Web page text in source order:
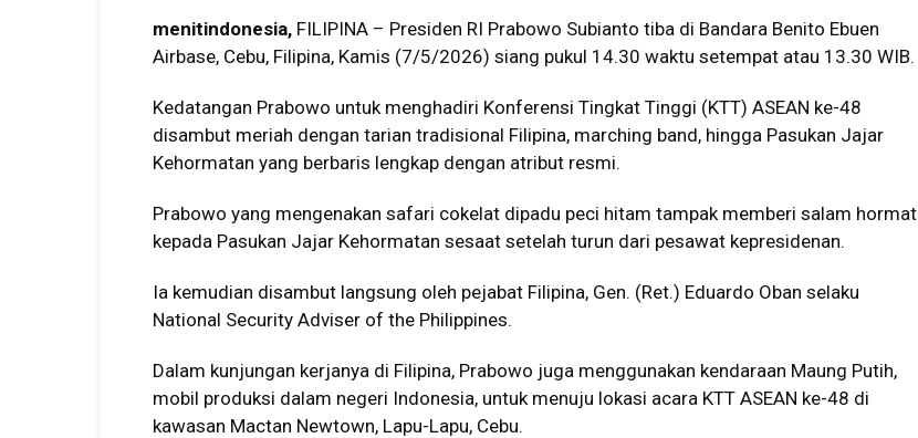
menitindonesia, FILIPINA – Presiden RI Prabowo Subianto tiba di Bandara Benito Ebuen
Airbase, Cebu, Filipina, Kamis (7/5/2026) siang pukul 14.30 waktu setempat atau 13.30 WIB.
Kedatangan Prabowo untuk menghadiri Konferensi Tingkat Tinggi (KTT) ASEAN ke-48
disambut meriah dengan tarian tradisional Filipina, marching band, hingga Pasukan Jajar
Kehormatan yang berbaris lengkap dengan atribut resmi.
Prabowo yang mengenakan safari cokelat dipadu peci hitam tampak memberi salam hormat
kepada Pasukan Jajar Kehormatan sesaat setelah turun dari pesawat kepresidenan.
Ia kemudian disambut langsung oleh pejabat Filipina, Gen. (Ret.) Eduardo Oban selaku
National Security Adviser of the Philippines.
Dalam kunjungan kerjanya di Filipina, Prabowo juga menggunakan kendaraan Maung Putih,
mobil produksi dalam negeri Indonesia, untuk menuju lokasi acara KTT ASEAN ke-48 di
kawasan Mactan Newtown, Lapu-Lapu, Cebu.